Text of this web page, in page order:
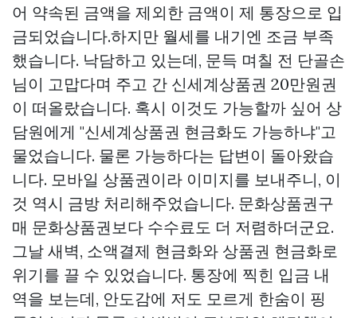
어 약속된 금액을 제외한 금액이 제 통장으로 입
금되었습니다.하지만 월세를 내기엔 조금 부족
했습니다. 낙담하고 있는데, 문득 며칠 전 단골손
님이 고맙다며 주고 간 신세계상품권 20만원권
이 떠올랐습니다. 혹시 이것도 가능할까 싶어 상
담원에게 "신세계상품권 현금화도 가능하냐"고
물었습니다. 물론 가능하다는 답변이 돌아왔습
니다. 모바일 상품권이라 이미지를 보내주니, 이
것 역시 금방 처리해주었습니다. 문화상품권구
매 문화상품권보다 수수료도 더 저렴하더군요.
그날 새벽, 소액결제 현금화와 상품권 현금화로
위기를 끌 수 있었습니다. 통장에 찍힌 입금 내
역을 보는데, 안도감에 저도 모르게 한숨이 핑